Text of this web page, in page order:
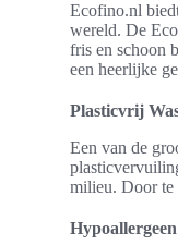
Ecofino.nl
wereld. De
fris en schoon
een heerlijke
Plasticvrij
Een van de
milieu. Door te